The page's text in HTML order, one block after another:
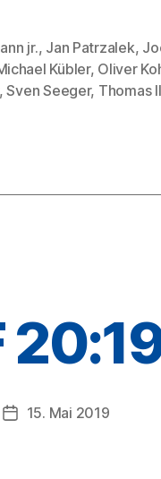
jr., Jan Patrzalek,
Kübler, Oliver
Sven Seeger, Thomas
Veröffentlichungsdatum
15. Mai 2019